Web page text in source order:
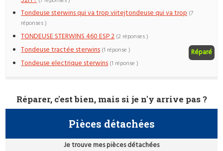
Tondeuse sterwins qui va trop viitejtondeuse qui va trop (7
réponses )
TONDEUSE STERWINS 460 ESP 2 (2 réponses )
Tondeuse tractée sterwins Réparé
(1 réponse )
Tondeuse electrique sterwins (1 réponse )
Réparer, c'est bien, mais si je n'y arrive pas ?
Pièces détachées
Je trouve mes pièces détachées